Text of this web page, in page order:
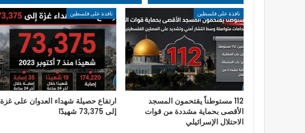
نافذة على فلسطين
112 مستوطناً يقتحمون المسجد
الأقصى بحماية مشددة من قوات
الاحتلال الإسرائيلي
نافذة على فلسطين
ارتفاع حصيلة شهداء العدوان على غزة
إلى 73,375 شهيدًا